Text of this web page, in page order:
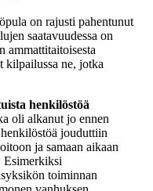
on rajusti pahentunut
saatavuudessa on
ammattitaitoisesta
kilpailussa ne, jotka
henkilöstöä
oli alkanut jo ennen
jouduttiin
ja samaan aikaan
Esimerkiksi
toiminnan